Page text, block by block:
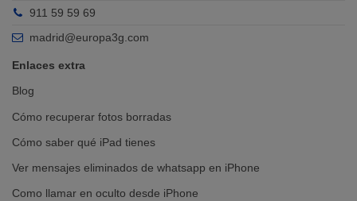
911 59 59 69
madrid@europa3g.com
Enlaces extra
Blog
Cómo recuperar fotos borradas
Cómo saber qué iPad tienes
Ver mensajes eliminados de whatsapp en iPhone
Como llamar en oculto desde iPhone